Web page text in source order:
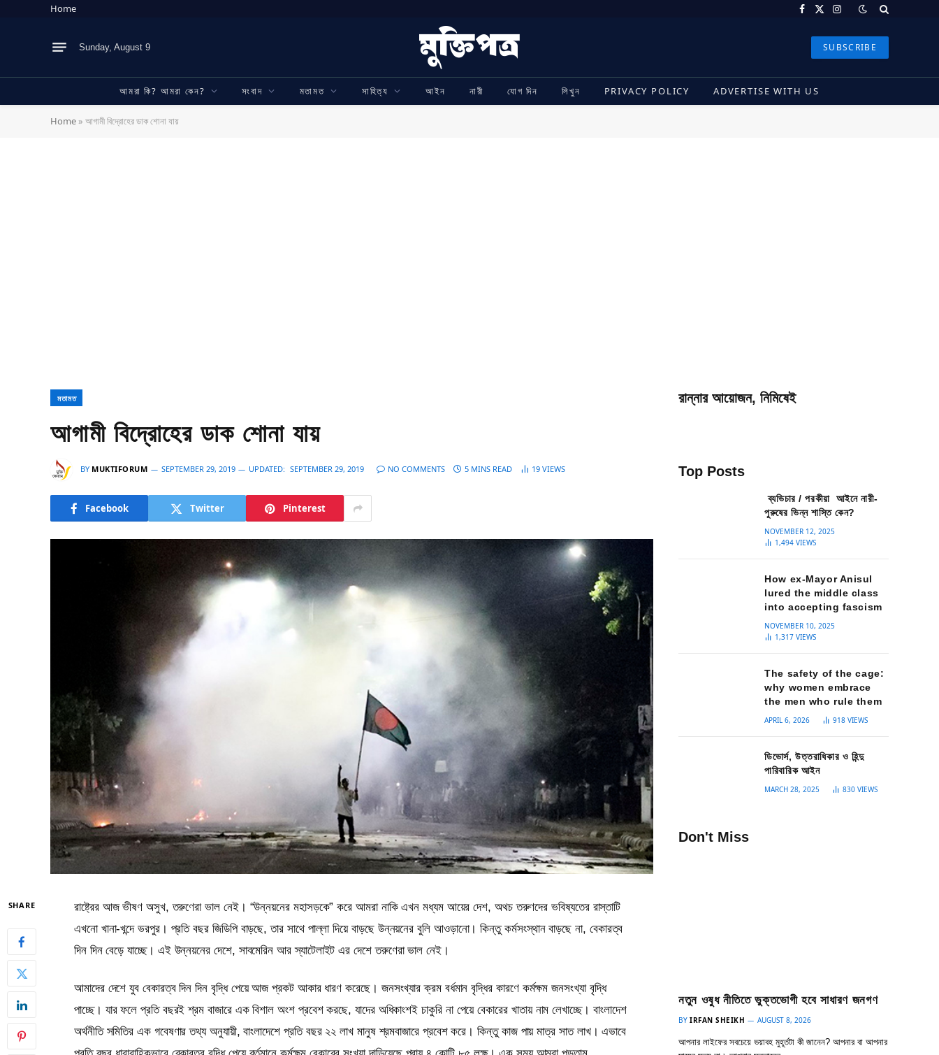
Home Facebook
X
Instagram
Sunday, August 9 SUBSCRIBE
আমরা কি? আমরা কেন? সংবাদ মতামত সাহিত্য আইন নারী যোগ দিন লিখুন PRIVACY POLICY ADVERTISE WITH US
Home » আগামী বিদ্রোহের ডাক শোনা যায়
মতামত
আগামী বিদ্রোহের ডাক শোনা যায়
BY MUKTIFORUM SEPTEMBER 29, 2019 UPDATED: SEPTEMBER 29, 2019 NO COMMENTS 5 MINS READ 19 VIEWS
Facebook Twitter Pinterest
SHARE
রাষ্ট্রের আজ ভীষণ অসুখ, তরুণেরা ভাল নেই। “উন্নয়নের মহাসড়কে” করে আমরা নাকি এখন মধ্যম আয়ের দেশ, অথচ তরুণদের ভবিষ্যতের রাস্তাটি
এখনো খানা-খন্দে ভরপুর। প্রতি বছর জিডিপি বাড়ছে, তার সাথে পাল্লা দিয়ে বাড়ছে উন্নয়নের বুলি আওড়ানো। কিন্তু কর্মসংস্থান বাড়ছে না, বেকারত্ব
দিন দিন বেড়ে যাচ্ছে। এই উন্নয়নের দেশে, সাবমেরিন আর স্যাটেলাইট এর দেশে তরুণেরা ভাল নেই।
আমাদের দেশে যুব বেকারত্ব দিন দিন বৃদ্ধি পেয়ে আজ প্রকট আকার ধারণ করেছে। জনসংখ্যার ক্রম বর্ধমান বৃদ্ধির কারণে কর্মক্ষম জনসংখ্যা বৃদ্ধি
পাচ্ছে। যার ফলে প্রতি বছরই শ্রম বাজারে এক বিশাল অংশ প্রবেশ করছে, যাদের অধিকাংশই চাকুরি না পেয়ে বেকারের খাতায় নাম লেখাচ্ছে। বাংলাদেশ
অর্থনীতি সমিতির এক গবেষণার তথ্য অনুযায়ী, বাংলাদেশে প্রতি বছর ২২ লাখ মানুষ শ্রমবাজারে প্রবেশ করে। কিন্তু কাজ পায় মাত্র সাত লাখ। এভাবে
রান্নার আয়োজন, নিমিষেই
Top Posts
ব্যভিচার / পরকীয়া আইনে নারী-
পুরুষের ভিন্ন শাস্তি কেন?
NOVEMBER 12, 2025
1,494VIEWS
How ex-Mayor Anisul
lured the middle class
into accepting fascism
NOVEMBER 10, 2025
1,317VIEWS
The safety of the cage:
why women embrace
the men who rule them
APRIL 6, 2026 918VIEWS
ডিভোর্স, উত্তরাধিকার ও হিন্দু
পারিবারিক আইন
MARCH 28, 2025 830VIEWS
Don't Miss
নতুন ওষুধ নীতিতে ভুক্তভোগী হবে সাধারণ জনগণ
BY IRFAN SHEIKH AUGUST 8, 2026
আপনার লাইফের সবচেয়ে ভয়াবহ মুহূর্তটা কী জানেন? আপনার বা আপনার